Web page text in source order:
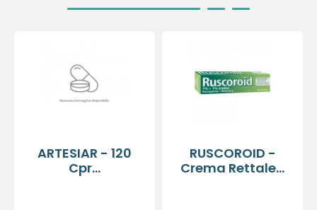
ARTESIAR - 120
Cpr...
RUSCOROID -
Crema Rettale...